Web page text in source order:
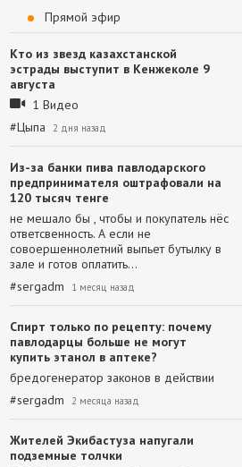
Прямой эфир
Кто из звезд казахстанской
эстрады выступит в Кенжеколе 9
августа
1 Видео
#Цыпа 2 дня назад
Из-за банки пива павлодарского
предпринимателя оштрафовали на
120 тысяч тенге
не мешало бы , чтобы и покупатель нёс
ответсвенность. А если не
совоершеннолетний выпьет бутылку в
зале и готов оплатить…
#sergadm 1 месяц назад
Спирт только по рецепту: почему
павлодарцы больше не могут
купить этанол в аптеке?
бредогенератор законов в действии
#sergadm 2 месяца назад
Жителей Экибастуза напугали
подземные толчки